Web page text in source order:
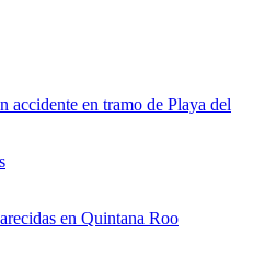
accidente en tramo de Playa del
en Quintana Roo